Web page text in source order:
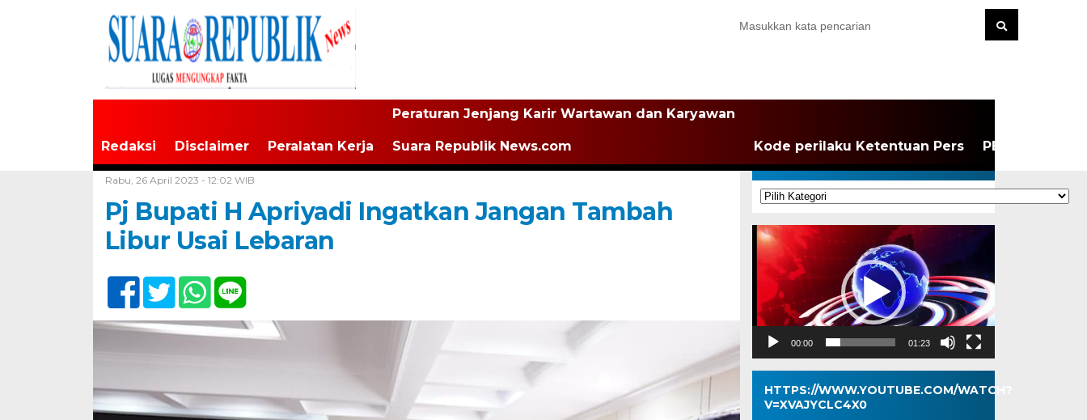
Redaksi Disclaimer Peralatan Kerja
Peraturan Jenjang Karir Wartawan dan Karyawan
Suara Republik News.com Kode perilaku Ketentuan Pers PEDOMAN
Rabu, 26 April 2023 - 12:02 WIB
Pj Bupati H Apriyadi Ingatkan Jangan Tambah
Libur Usai Lebaran
KATEGORI
Kategori
Pemutar
Video
00:00 01:23
HTTPS://WWW.YOUTUBE.COM/WATCH?
V=XVAJYCLC4X0